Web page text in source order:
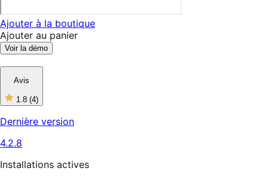
Ajouter à la boutique
Ajouter au panier
Voir la démo
Avis
1.8 (4)
1
étoiles
sur
4
Dernière version
4.2.8
Installations actives